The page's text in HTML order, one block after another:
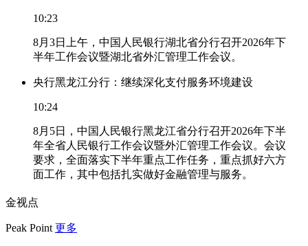
10:23
8月3日上午，中国人民银行湖北省分行召开2026年下
半年工作会议暨湖北省外汇管理工作会议。
央行黑龙江分行：继续深化支付服务环境建设
10:24
8月5日，中国人民银行黑龙江省分行召开2026年下半
年全省人民银行工作会议暨外汇管理工作会议。会议
要求，全面落实下半年重点工作任务，重点抓好六方
面工作，其中包括扎实做好金融管理与服务。
金视点
Peak Point 更多